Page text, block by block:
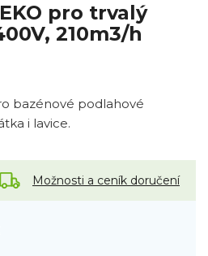
pro trvalý
210m3/h
bazénové podlahové
i lavice.
Možnosti a ceník doručení